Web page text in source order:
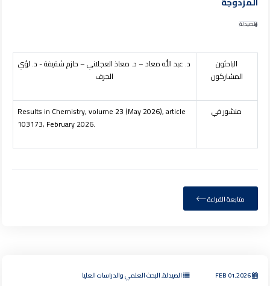
الصيدلة
الباحثون
المشاركون
د. عبد الله معاد – د. معاذ العجلاني – حازم شقيفة - د. لؤي
الجرف
منشور في
Results in Chemistry, volume 23 (May 2026), article
103173, February 2026.
متابعة القراءة
FEB 01,2026 الصيدلة, البحث العلمي والدراسات العليا